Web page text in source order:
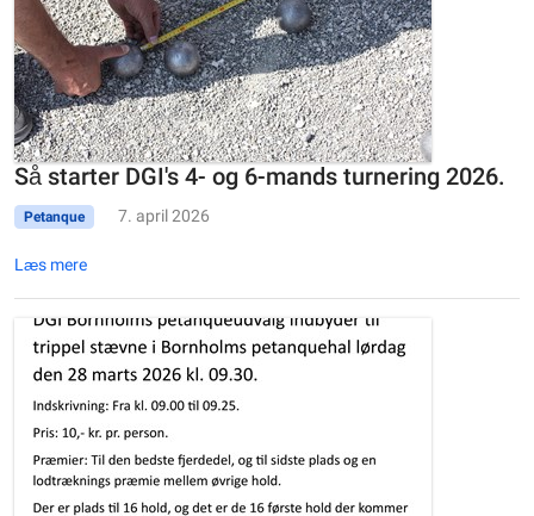
Så starter DGI's 4- og 6-mands turnering 2026.
Petanque 7. april 2026
Læs mere